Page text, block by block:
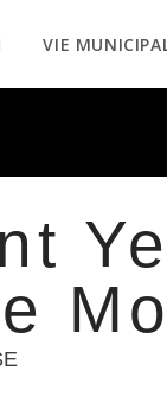
VIE